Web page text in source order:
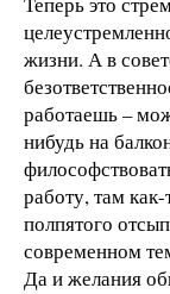
жизни. А в
работаешь –
нибудь на
работу, там
полпятого
современном
Да и желания